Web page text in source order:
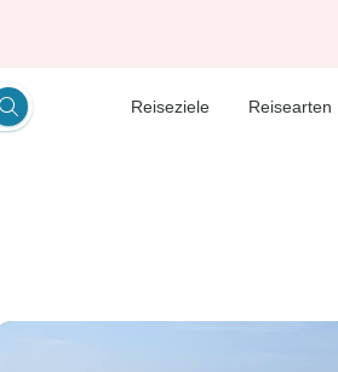
Reiseziele Reisearten